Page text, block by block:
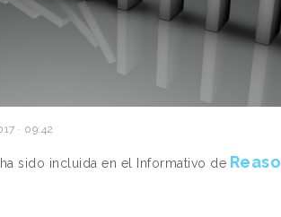
· 09:42
sido incluida en el Informativo de